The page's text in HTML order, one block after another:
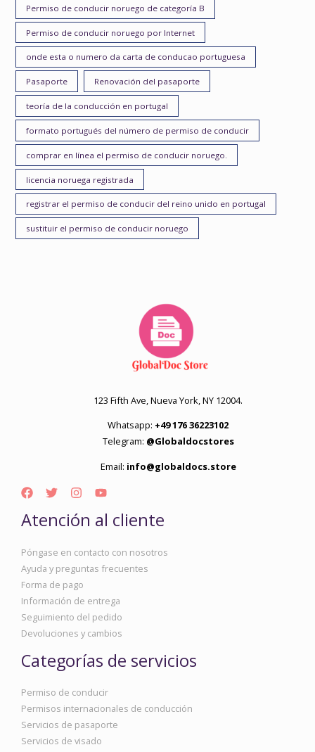
Permiso de conducir noruego de categoría B
Permiso de conducir noruego por Internet
onde esta o numero da carta de conducao portuguesa
Pasaporte Renovación del pasaporte
teoría de la conducción en portugal
formato portugués del número de permiso de conducir
comprar en línea el permiso de conducir noruego.
licencia noruega registrada
registrar el permiso de conducir del reino unido en portugal
sustituir el permiso de conducir noruego
123 Fifth Ave, Nueva York, NY 12004.
Whatsapp: +49 176 36223102
Telegram: @Globaldocstores
Email: info@globaldocs.store
Atención al cliente
Póngase en contacto con nosotros
Ayuda y preguntas frecuentes
Forma de pago
Información de entrega
Seguimiento del pedido
Devoluciones y cambios
Categorías de servicios
Permiso de conducir
Permisos internacionales de conducción
Servicios de pasaporte
Servicios de visado